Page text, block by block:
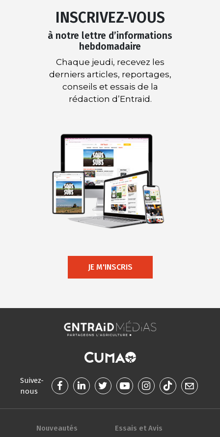
INSCRIVEZ-VOUS
à notre lettre d’informations
hebdomadaire
Chaque jeudi, recevez les
derniers articles, reportages,
conseils et essais de la
rédaction d’Entraid.
JE M'INSCRIS
Suivez-
nous
Nouveautés Essais et Avis